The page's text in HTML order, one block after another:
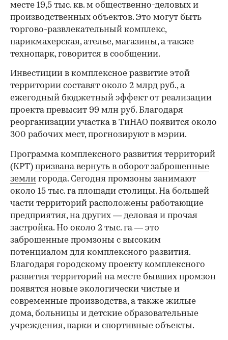
месте 19,5 тыс. кв. м общественно-деловых и
производственных объектов. Это могут быть
торгово-развлекательный комплекс,
парикмахерская, ателье, магазины, а также
технопарк, говорится в сообщении.
Инвестиции в комплексное развитие этой
территории составят около 2 млрд руб., а
ежегодный бюджетный эффект от реализации
проекта превысит 99 млн руб. Благодаря
реорганизации участка в ТиНАО появится около
300 рабочих мест, прогнозируют в мэрии.
Программа комплексного развития территорий
(КРТ) призвана вернуть в оборот заброшенные
земли города. Сегодня промзоны занимают
около 15 тыс. га площади столицы. На большей
части территорий расположены работающие
предприятия, на других — деловая и прочая
застройка. Но около 2 тыс. га — это
заброшенные промзоны с высоким
потенциалом для комплексного развития.
Благодаря городскому проекту комплексного
развития территорий на месте бывших промзон
появятся новые экологически чистые и
современные производства, а также жилые
дома, больницы и детские образовательные
учреждения, парки и спортивные объекты.